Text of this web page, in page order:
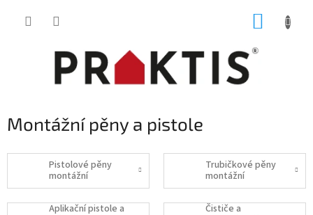
Montážní pěny a pistole
Pistolové pěny
montážní
Trubičkové pěny
montážní
Aplikační pistole a
Čističe a